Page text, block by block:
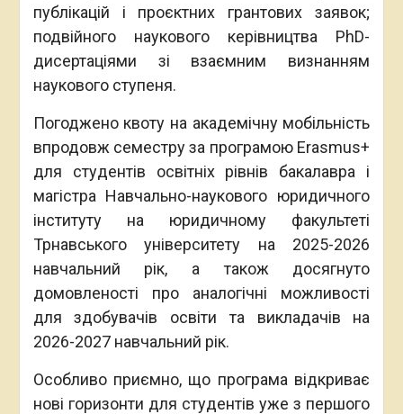
публікацій і проєктних грантових заявок;
подвійного наукового керівництва PhD-
дисертаціями зі взаємним визнанням
наукового ступеня.
Погоджено квоту на академічну мобільність
впродовж семестру за програмою Erasmus+
для студентів освітніх рівнів бакалавра і
магістра Навчально-наукового юридичного
інституту на юридичному факультеті
Трнавського університету на 2025-2026
навчальний рік, а також досягнуто
домовленості про аналогічні можливості
для здобувачів освіти та викладачів на
2026-2027 навчальний рік.
Особливо приємно, що програма відкриває
нові горизонти для студентів уже з першого